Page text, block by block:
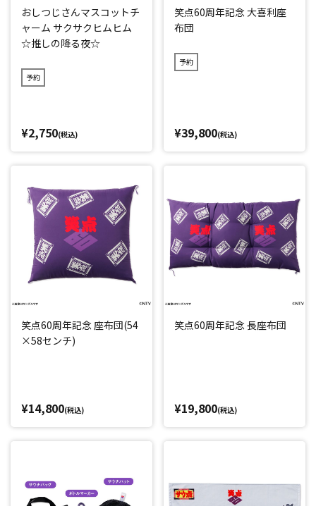
おしつじさんマスコットチ
ャーム サクサクヒムヒム
☆推しの降る夜☆
予約
¥2,750(税込)
笑点60周年記念 大喜利座
布団
予約
¥39,800(税込)
笑点60周年記念 座布団(54
×58センチ)
¥14,800(税込)
笑点60周年記念 長座布団
¥19,800(税込)